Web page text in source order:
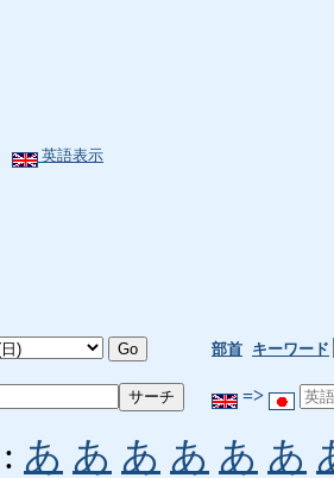
英語表示
部首 キーワード
=>
: あ あ あ あ あ あ